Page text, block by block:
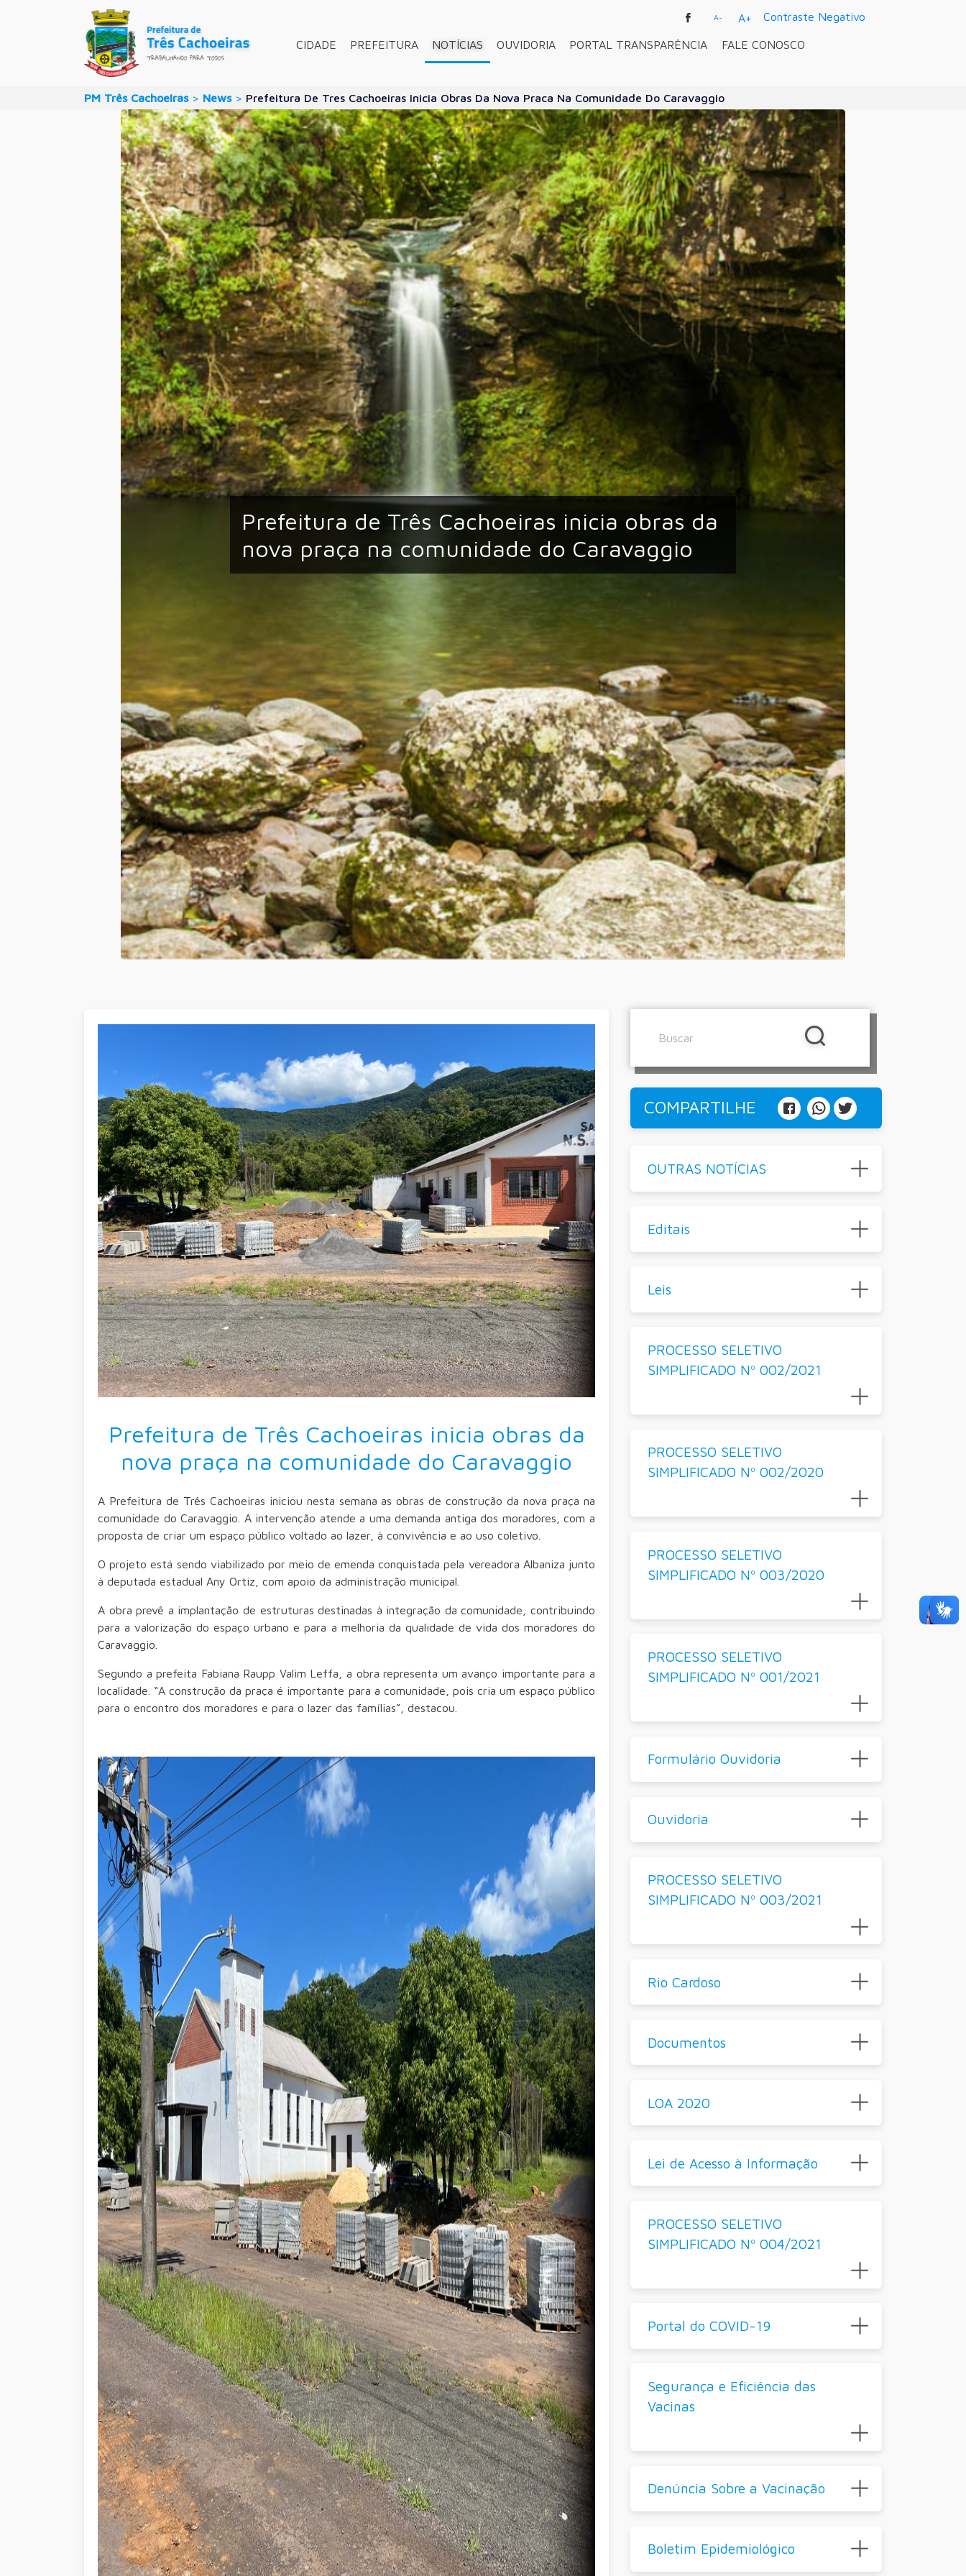
CIDADE PREFEITURA NOTÍCIAS OUVIDORIA PORTAL TRANSPARÊNCIA FALE CONOSCO
A- A+ Contraste Negativo
PM Três Cachoeiras > News > Prefeitura De Tres Cachoeiras Inicia Obras Da Nova Praca Na Comunidade Do Caravaggio
Prefeitura de Três Cachoeiras inicia obras da
nova praça na comunidade do Caravaggio
Prefeitura de Três Cachoeiras inicia obras da
nova praça na comunidade do Caravaggio
A Prefeitura de Três Cachoeiras iniciou nesta semana as obras de construção da nova praça na
comunidade do Caravaggio. A intervenção atende a uma demanda antiga dos moradores, com a
proposta de criar um espaço público voltado ao lazer, à convivência e ao uso coletivo.
O projeto está sendo viabilizado por meio de emenda conquistada pela vereadora Albaniza junto
à deputada estadual Any Ortiz, com apoio da administração municipal.
A obra prevê a implantação de estruturas destinadas à integração da comunidade, contribuindo
para a valorização do espaço urbano e para a melhoria da qualidade de vida dos moradores do
Caravaggio.
Segundo a prefeita Fabiana Raupp Valim Leffa, a obra representa um avanço importante para a
localidade. “A construção da praça é importante para a comunidade, pois cria um espaço público
para o encontro dos moradores e para o lazer das famílias”, destacou.
COMPARTILHE
OUTRAS NOTÍCIAS
Editais
Leis
PROCESSO SELETIVO
SIMPLIFICADO Nº 002/2021
PROCESSO SELETIVO
SIMPLIFICADO Nº 002/2020
PROCESSO SELETIVO
SIMPLIFICADO Nº 003/2020
PROCESSO SELETIVO
SIMPLIFICADO Nº 001/2021
Formulário Ouvidoria
Ouvidoria
PROCESSO SELETIVO
SIMPLIFICADO Nº 003/2021
Rio Cardoso
Documentos
LOA 2020
Lei de Acesso à Informação
PROCESSO SELETIVO
SIMPLIFICADO Nº 004/2021
Portal do COVID-19
Segurança e Eficiência das
Vacinas
Denúncia Sobre a Vacinação
Boletim Epidemiológico